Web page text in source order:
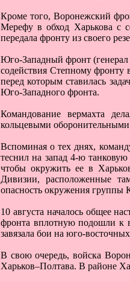
Кроме того, Воронежский
Мерефу в обход Харькова с
передала фронту из своего
Юго-Западный фронт
содействия Степному
перед которым ставилась
Юго-Западного фронта.
Командование вермахта
кольцевыми
Вспоминая о тех днях,
теснил на запад 4-ю
чтобы окружить ее в
Дивизии, расположенные
опасность окружения группы
10 августа началось общее
фронта вплотную подошли к
завязала бои на юго-
В свою очередь, войска
Харьков–Полтава. В районе